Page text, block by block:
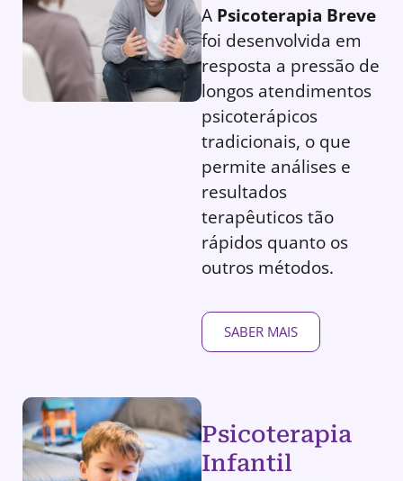
A Psicoterapia Breve
foi desenvolvida em
resposta a pressão de
longos atendimentos
psicoterápicos
tradicionais, o que
permite análises e
resultados
terapêuticos tão
rápidos quanto os
outros métodos.
SABER MAIS
Psicoterapia
Infantil